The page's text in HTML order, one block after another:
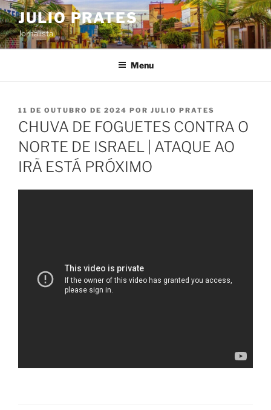
Pular
para
o
conteúdo
JULIO PRATES
Jornalista
Menu
PUBLICADO
EM
11 DE OUTUBRO DE 2024 POR JULIO PRATES
CHUVA DE FOGUETES CONTRA O
NORTE DE ISRAEL | ATAQUE AO
IRÃ ESTÁ PRÓXIMO